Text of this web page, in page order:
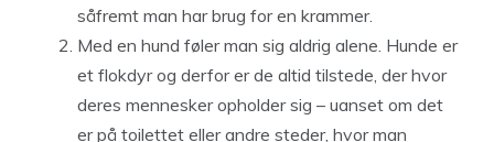
såfremt man har brug for en krammer.
Med en hund føler man sig aldrig alene. Hunde er
et flokdyr og derfor er de altid tilstede, der hvor
deres mennesker opholder sig – uanset om det
er på toilettet eller andre steder, hvor man